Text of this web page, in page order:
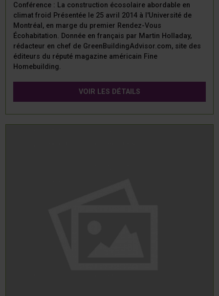
Conférence : La construction écosolaire abordable en
climat froid Présentée le 25 avril 2014 à l'Université de
Montréal, en marge du premier Rendez-Vous
Écohabitation. Donnée en français par Martin Holladay,
rédacteur en chef de GreenBuildingAdvisor.com, site des
éditeurs du réputé magazine américain Fine
Homebuilding.
VOIR LES DÉTAILS